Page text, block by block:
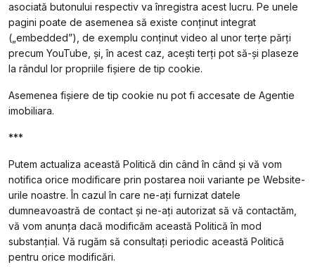
asociată butonului respectiv va înregistra acest lucru. Pe unele
pagini poate de asemenea să existe conţinut integrat
(„embedded”), de exemplu conţinut video al unor terţe părţi
precum YouTube, şi, în acest caz, aceşti terţi pot să-şi plaseze
la rândul lor propriile fişiere de tip cookie.
Asemenea fişiere de tip cookie nu pot fi accesate de Agentie
imobiliara.
***
Putem actualiza această Politică din când în când și vă vom
notifica orice modificare prin postarea noii variante pe Website-
urile noastre. În cazul în care ne-ați furnizat datele
dumneavoastră de contact și ne-ați autorizat să vă contactăm,
vă vom anunța dacă modificăm această Politică în mod
substanțial. Vă rugăm să consultați periodic această Politică
pentru orice modificări.